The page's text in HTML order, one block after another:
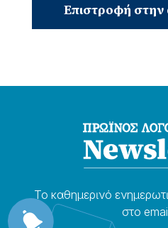
Επιστροφή στην
Το καθημερɩνό
στο